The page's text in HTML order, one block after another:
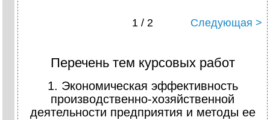
1 / 2 Следующая >
Перечень тем курсовых работ
1. Экономическая эффективность
производственно-хозяйственной
деятельности предприятия и методы ее